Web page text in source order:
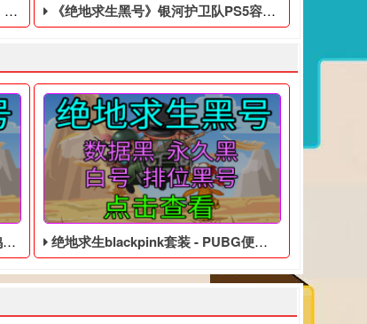
《绝地求生黑号》银河护卫队PS5容量泄漏可提前2天预加载
绝地求生blackpink套装 - PUBG便宜的账号